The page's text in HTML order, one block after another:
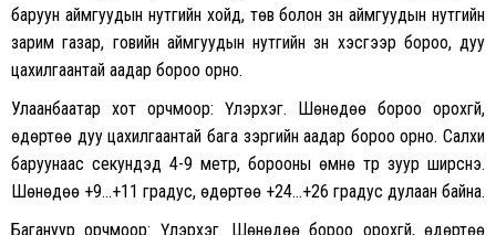
баруун аймгуудын нутгийн хойд, төв болон зүүн аймгуудын нутгийн
зарим газар, говийн аймгуудын нутгийн зүүн хэсгээр бороо, дуу
цахилгаантай аадар бороо орно.
Улаанбаатар хот орчмоор: Үүлэрхэг. Шөнөдөө бороо орохгүй,
өдөртөө дуу цахилгаантай бага зэргийн аадар бороо орно. Салхи
баруунаас секундэд 4-9 метр, борооны өмнө түр зуур ширүүснэ.
Шөнөдөө +9…+11 градус, өдөртөө +24…+26 градус дулаан байна.
Багануур орчмоор: Үүлэрхэг. Шөнөдөө бороо орохгүй, өдөртөө